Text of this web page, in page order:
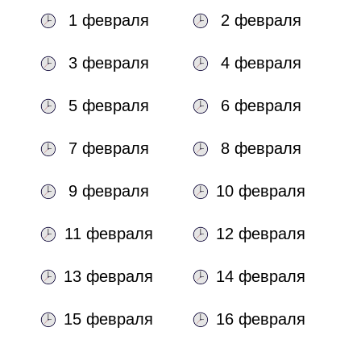
1 февраля 2 февраля
3 февраля 4 февраля
5 февраля 6 февраля
7 февраля 8 февраля
9 февраля 10 февраля
11 февраля 12 февраля
13 февраля 14 февраля
15 февраля 16 февраля